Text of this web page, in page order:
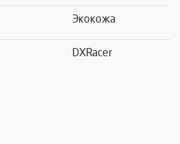
Экокожа
DXRacer